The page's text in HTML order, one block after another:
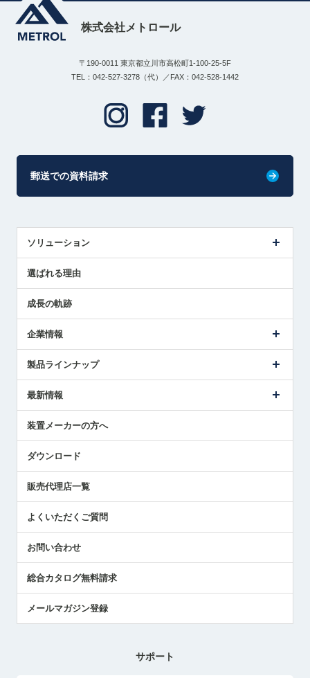
株式会社メトロール
〒190-0011 東京都立川市高松町1-100-25-5F
TEL：042-527-3278（代）／FAX：042-528-1442
郵送での資料請求
ソリューション
解決策提案
選ばれる理由
成長の軌跡
企業情報
ごあいさつ
受賞履歴
採用情報
国/地域/言語
製品ラインナップ
ツールセッタ製品
エアマイクロセンサ製品
最新情報
メトロールの技術
社員ブログ
中小企業のBCP地震対策
センサのテクニカルガイド
社長ブログ
装置メーカーの方へ
ダウンロード
販売代理店一覧
よくいただくご質問
お問い合わせ
総合カタログ無料請求
メールマガジン登録
サポート